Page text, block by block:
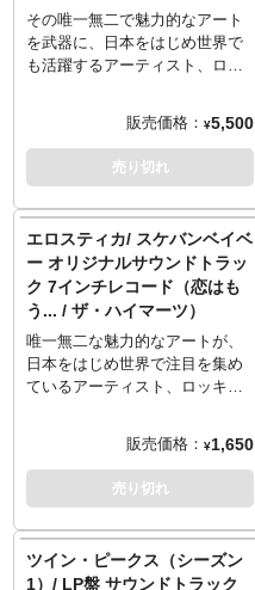
その唯一無二で魅力的なアート
を武器に、日本をはじめ世界で
も活躍するアーティスト、ロッ
RJB氏がデザインを手掛けるブ
ランド「Erostika（エロスティ
カ）」の20周年を記念して開催
された「EROSTIKA 20周年展覧
Violence"」に併せて制作された
オリジナルサウンドトラックが
LP盤のカラーヴァイナルとなっ
て登場です！ゴキゲンなサウン
ドと共に20周年をお祝いしちゃ
いましょう！
※カラーヴァイナルの色はラン
ダムとなります。
販売価格： ¥5,500
売り切れ
エロスティカ/ スケバンベイベ
ー オリジナルサウンドトラッ
ク 7インチレコード（恋はも
う... / ザ・ハイマーツ）
唯一無二な魅力的なアートが、
日本をはじめ世界で注目を集め
ているアーティスト、ロッキン
がデザインを手掛けるブランド
「エロスティカ」より、16周年
を飾った"架空"のスケバン映画
『スケバンベイベー』の"架
限定のブルーヴァイナル7インチ
レコードとなって登場です。巷
販売価格： ¥1,650
売り切れ
ツイン・ピークス（シーズン
1）/ LP盤 サウンドトラック